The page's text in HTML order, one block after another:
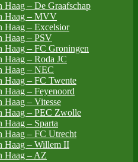
Haag – De Graafschap
Haag – MVV
Haag – Excelsior
Haag – PSV
Haag – FC Groningen
Haag – Roda JC
Haag – NEC
Haag – FC Twente
Haag – Feyenoord
Haag – Vitesse
Haag – PEC Zwolle
Haag – Sparta
Haag – FC Utrecht
Haag – Willem II
Haag – AZ